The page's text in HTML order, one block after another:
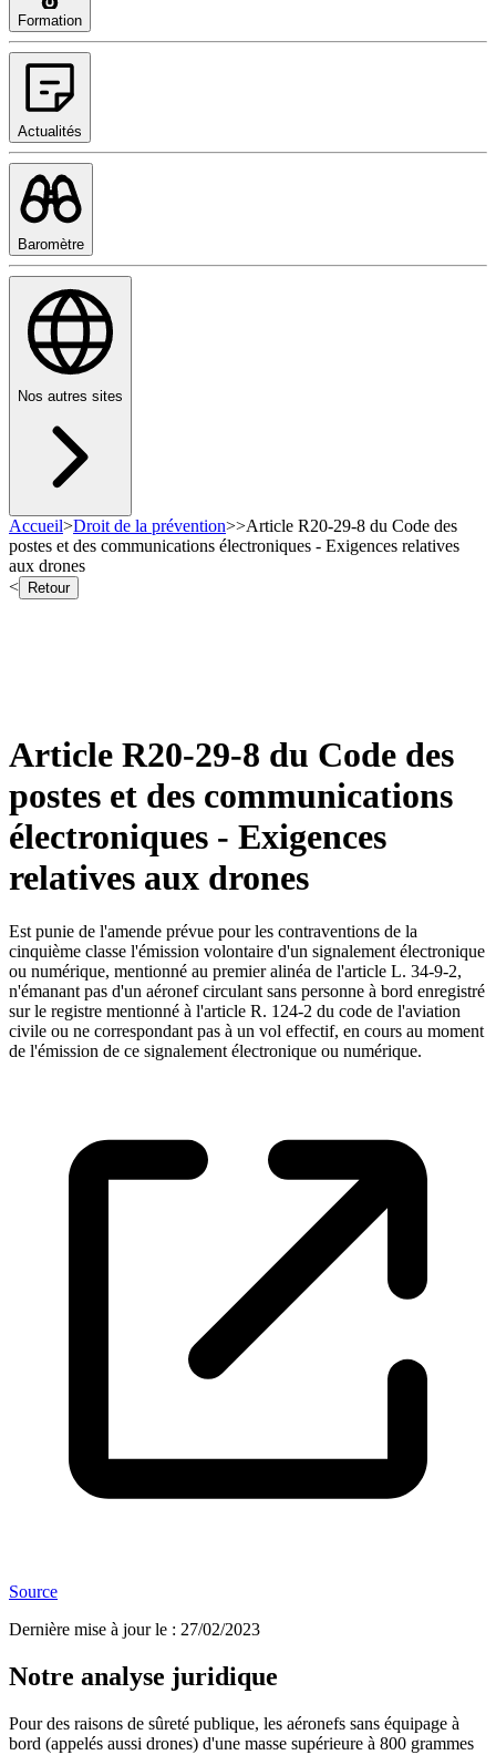
Formation
Actualités
Baromètre
Nos autres sites
Accueil>Droit de la prévention>>Article R20-29-8 du Code des
postes et des communications électroniques - Exigences relatives
aux drones
<
Retour
Article R20-29-8 du Code des
postes et des communications
électroniques - Exigences
relatives aux drones
Est punie de l'amende prévue pour les contraventions de la
cinquième classe l'émission volontaire d'un signalement électronique
ou numérique, mentionné au premier alinéa de l'article L. 34-9-2,
n'émanant pas d'un aéronef circulant sans personne à bord enregistré
sur le registre mentionné à l'article R. 124-2 du code de l'aviation
civile ou ne correspondant pas à un vol effectif, en cours au moment
de l'émission de ce signalement électronique ou numérique.
Source
Dernière mise à jour le : 27/02/2023
Notre analyse juridique
Pour des raisons de sûreté publique, les aéronefs sans équipage à
bord (appelés aussi drones) d'une masse supérieure à 800 grammes